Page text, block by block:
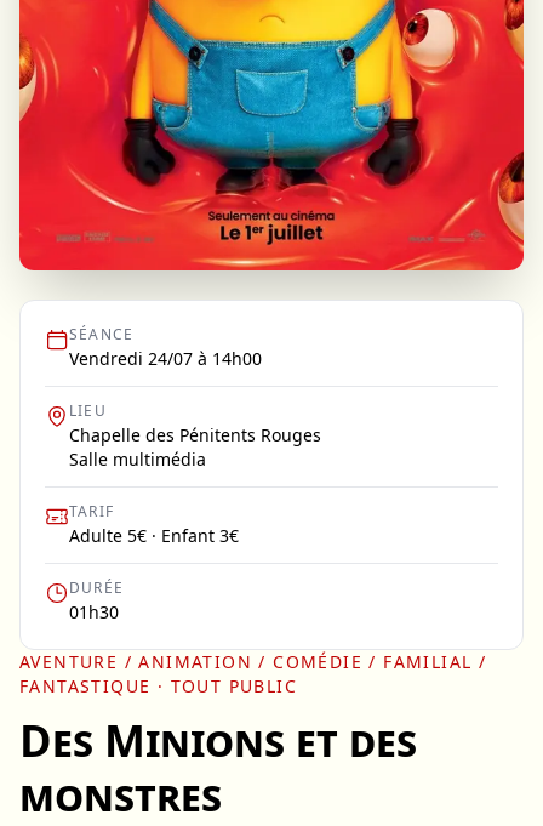
SÉANCE
Vendredi 24/07 à 14h00
LIEU
Chapelle des Pénitents Rouges
Salle multimédia
TARIF
Adulte 5€ · Enfant 3€
DURÉE
01h30
AVENTURE / ANIMATION / COMÉDIE / FAMILIAL /
FANTASTIQUE · TOUT PUBLIC
Des Minions et des
monstres